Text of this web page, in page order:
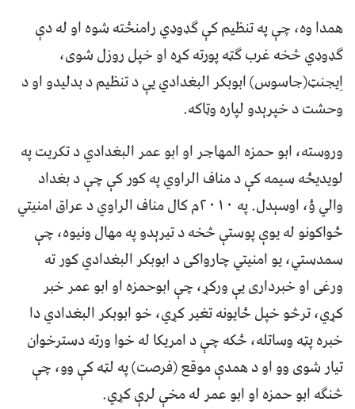
همدا وه، چې په تنظیم کې ګډوډي رامنځته شوه او له دې
ګډوډي څخه غرب ګټه پورته کړه او خپل روزل شوی،
اِیجنټ(جاسوس) ابوبکر البغدادي يې د تنظیم د بدلیدو او د
وحشت د خپرېدو لپاره وټاکه.
وروسته، ابو حمزه المهاجر او ابو عمر البغدادي د تکریت په
لویدیځه سیمه کې د مناف الراوي په کور کې چې د بغداد
والي ؤ، اوسېدل. په ٢٠١٠م کال مناف الراوي د عراق امنیتي
ځواکونو له یوې پوستې څخه د تیرېدو په مهال ونیوه، چې
سمدستي، یو امنیتي چارواکی د ابوبکر البغدادي کور ته
ورغی او خبرداری یې ورکړ، چې ابوحمزه او ابو عمر خبر
کړي، ترڅو خپل ځایونه تغیر کړي، خو ابوبکر البغدادي دا
خبره پټه وساتله، ځکه چې د امریکا له خوا ورته دسترخوان
تیار شوی وو او د همدې موقع (فرصت) په لټه کې وو، چې
څنګه ابو حمزه او ابو عمر له مخې لرې کړي.